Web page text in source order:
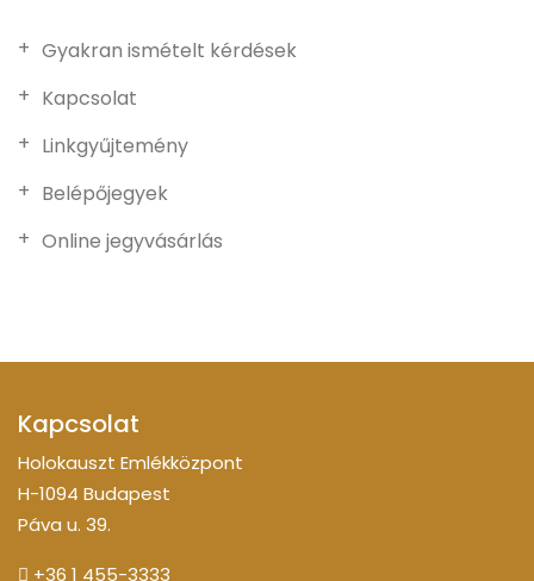
Gyakran ismételt kérdések
Kapcsolat
Linkgyűjtemény
Belépőjegyek
Online jegyvásárlás
Kapcsolat
Holokauszt Emlékközpont
H-1094 Budapest
Páva u. 39.
+36 1 455-3333